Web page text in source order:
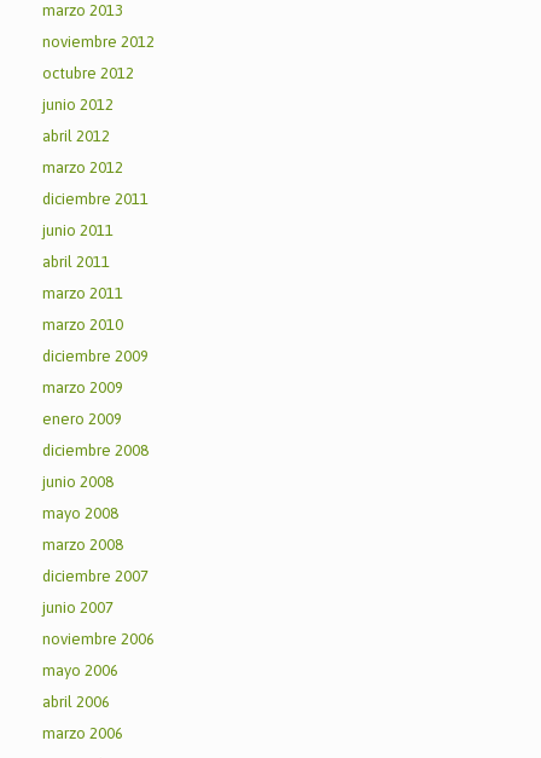
marzo 2013
noviembre 2012
octubre 2012
junio 2012
abril 2012
marzo 2012
diciembre 2011
junio 2011
abril 2011
marzo 2011
marzo 2010
diciembre 2009
marzo 2009
enero 2009
diciembre 2008
junio 2008
mayo 2008
marzo 2008
diciembre 2007
junio 2007
noviembre 2006
mayo 2006
abril 2006
marzo 2006